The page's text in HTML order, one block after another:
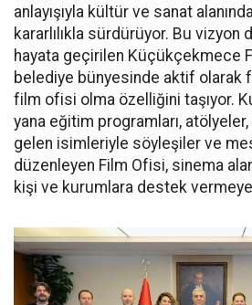
anlayışıyla kültür ve sanat
kararlılıkla sürdürüyor. Bu vizyon
hayata geçirilen Küçükçekmece
belediye bünyesinde aktif olarak
film ofisi olma özelliğini taşıyor.
yana eğitim programları,
gelen isimleriyle söyleşiler ve
düzenleyen Film Ofisi, sinema
kişi ve kurumlara destek